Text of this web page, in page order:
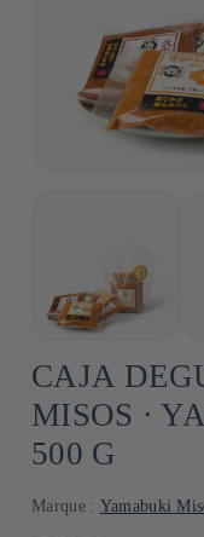
CAJA
MISOS ⋅
500 G
Marque : Yamabuki